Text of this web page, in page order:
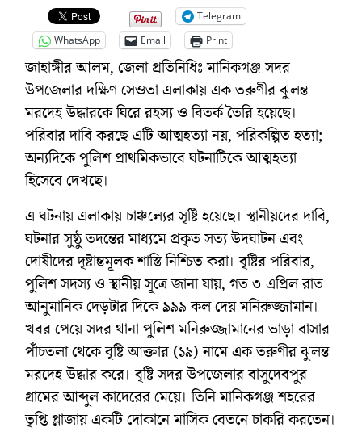
Telegram
WhatsApp
Email Print
জাহাঙ্গীর আলম, জেলা প্রতিনিধিঃ মানিকগঞ্জ সদর
উপজেলার দক্ষিণ সেওতা এলাকায় এক তরুণীর ঝুলন্ত
মরদেহ উদ্ধারকে ঘিরে রহস্য ও বিতর্ক তৈরি হয়েছে।
পরিবার দাবি করছে এটি আত্মহত্যা নয়, পরিকল্পিত হত্যা;
অন্যদিকে পুলিশ প্রাথমিকভাবে ঘটনাটিকে আত্মহত্যা
হিসেবে দেখছে।
এ ঘটনায় এলাকায় চাঞ্চল্যের সৃষ্টি হয়েছে। স্থানীয়দের দাবি,
ঘটনার সুষ্ঠু তদন্তের মাধ্যমে প্রকৃত সত্য উদঘাটন এবং
দোষীদের দৃষ্টান্তমূলক শাস্তি নিশ্চিত করা। বৃষ্টির পরিবার,
পুলিশ সদস্য ও স্থানীয় সূত্রে জানা যায়, গত ৩ এপ্রিল রাত
আনুমানিক দেড়টার দিকে ৯৯৯ কল দেয় মনিরুজ্জামান।
খবর পেয়ে সদর থানা পুলিশ মনিরুজ্জামানের ভাড়া বাসার
পাঁচতলা থেকে বৃষ্টি আক্তার (১৯) নামে এক তরুণীর ঝুলন্ত
মরদেহ উদ্ধার করে। বৃষ্টি সদর উপজেলার বাসুদেবপুর
গ্রামের আব্দুল কাদেরের মেয়ে। তিনি মানিকগঞ্জ শহরের
তৃপ্তি প্লাজায় একটি দোকানে মাসিক বেতনে চাকরি করতেন।